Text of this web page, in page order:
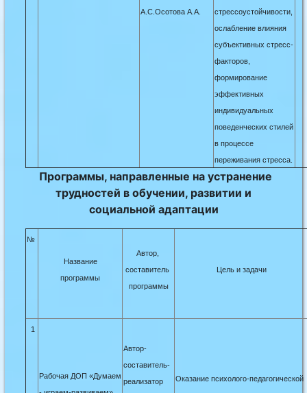
А.С.Осотова А.А.
стрессоустойчивости,
ослабление влияния
субъективных стресс-
факторов,
формирование
эффективных
индивидуальных
поведенческих стилей
в процессе
переживания стресса.
Программы, направленные на устранение
трудностей в обучении, развитии и
социальной адаптации
№
Название
программы
Автор,
составитель
программы
Цель и задачи
1
Рабочая ДОП «Думаем
Автор-
составитель-
реализатор
Оказание психолого-педагогической